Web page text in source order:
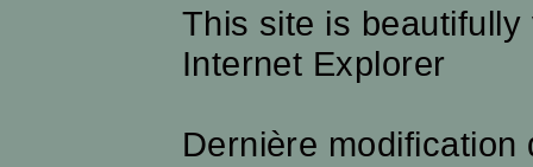
This site is
Internet Explorer
Dernière